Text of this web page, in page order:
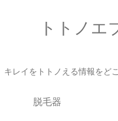
トトノエ
キレイをトトノえる情報をど
脱毛器